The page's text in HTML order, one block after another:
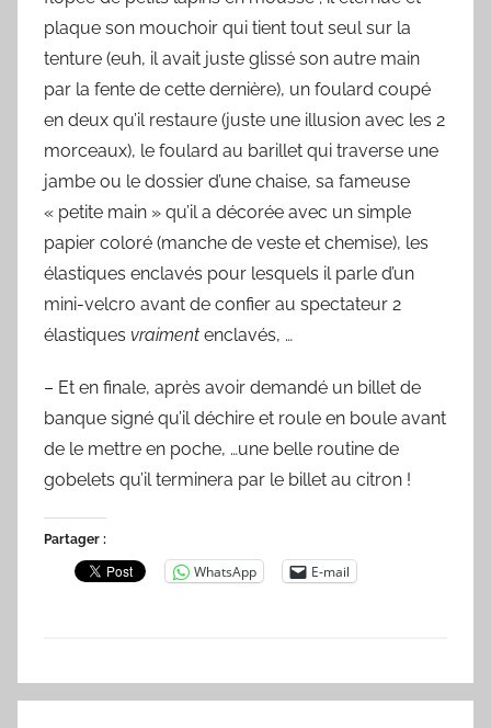
plaque son mouchoir qui tient tout seul sur la
tenture (euh, il avait juste glissé son autre main
par la fente de cette dernière), un foulard coupé
en deux qu’il restaure (juste une illusion avec les 2
morceaux), le foulard au barillet qui traverse une
jambe ou le dossier d’une chaise, sa fameuse
« petite main » qu’il a décorée avec un simple
papier coloré (manche de veste et chemise), les
élastiques enclavés pour lesquels il parle d’un
mini-velcro avant de confier au spectateur 2
élastiques vraiment enclavés, …
– Et en finale, après avoir demandé un billet de
banque signé qu’il déchire et roule en boule avant
de le mettre en poche, …une belle routine de
gobelets qu’il terminera par le billet au citron !
Partager :
WhatsApp E-mail
N